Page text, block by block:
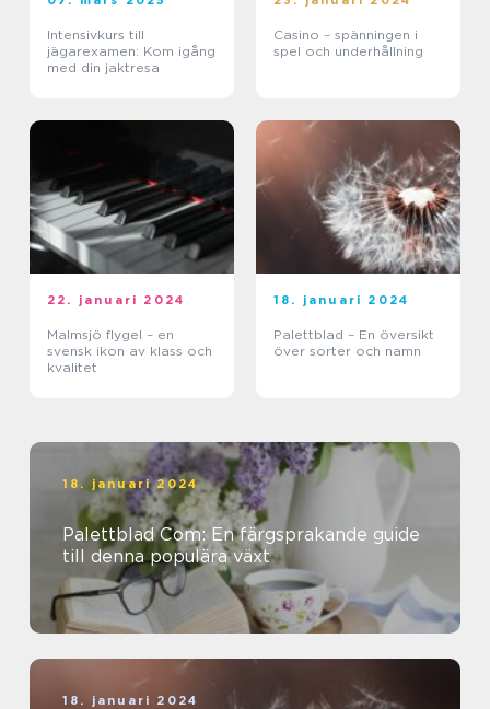
Intensivkurs till
jägarexamen: Kom igång
med din jaktresa
Casino – spänningen i
spel och underhållning
22. januari 2024
Malmsjö flygel – en
svensk ikon av klass och
kvalitet
18. januari 2024
Palettblad – En översikt
över sorter och namn
18. januari 2024
Palettblad Com: En färgsprakande guide
till denna populära växt
18. januari 2024